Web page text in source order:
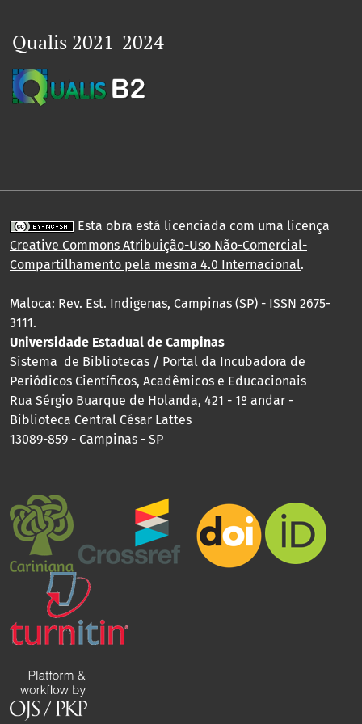
Qualis 2021-2024
Esta obra está licenciada com uma licença
Creative Commons Atribuição-Uso Não-Comercial-
Compartilhamento pela mesma 4.0 Internacional.
Maloca: Rev. Est. Indigenas, Campinas (SP) - ISSN 2675-
3111.
Universidade Estadual de Campinas
Sistema de Bibliotecas / Portal da Incubadora de
Periódicos Científicos, Acadêmicos e Educacionais
Rua Sérgio Buarque de Holanda, 421 - 1º andar -
Biblioteca Central César Lattes
13089-859 - Campinas - SP